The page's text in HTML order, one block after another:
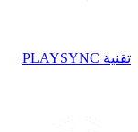
تقنية PLAYSYNC